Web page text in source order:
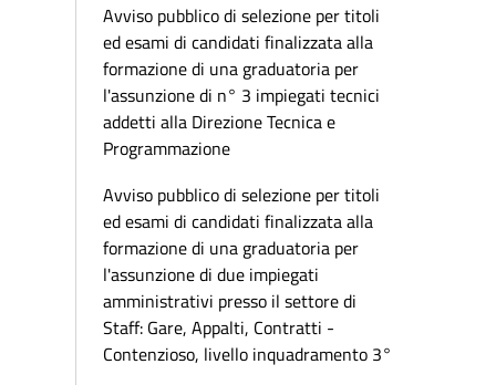
Avviso pubblico di selezione per titoli
ed esami di candidati finalizzata alla
formazione di una graduatoria per
l'assunzione di n° 3 impiegati tecnici
addetti alla Direzione Tecnica e
Programmazione
Avviso pubblico di selezione per titoli
ed esami di candidati finalizzata alla
formazione di una graduatoria per
l'assunzione di due impiegati
amministrativi presso il settore di
Staff: Gare, Appalti, Contratti -
Contenzioso, livello inquadramento 3°